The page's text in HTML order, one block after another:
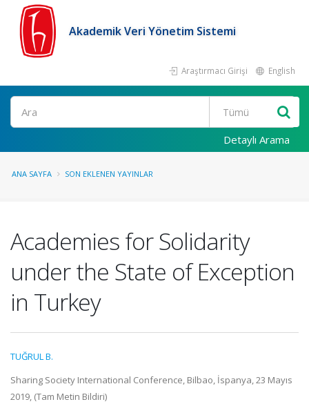
Akademik Veri Yönetim Sistemi
Araştırmacı Girişi English
Ara
Detaylı Arama
ANA SAYFA SON EKLENEN YAYINLAR
Academies for Solidarity
under the State of Exception
in Turkey
TUĞRUL B.
Sharing Society International Conference, Bilbao, İspanya, 23 Mayıs
2019, (Tam Metin Bildiri)